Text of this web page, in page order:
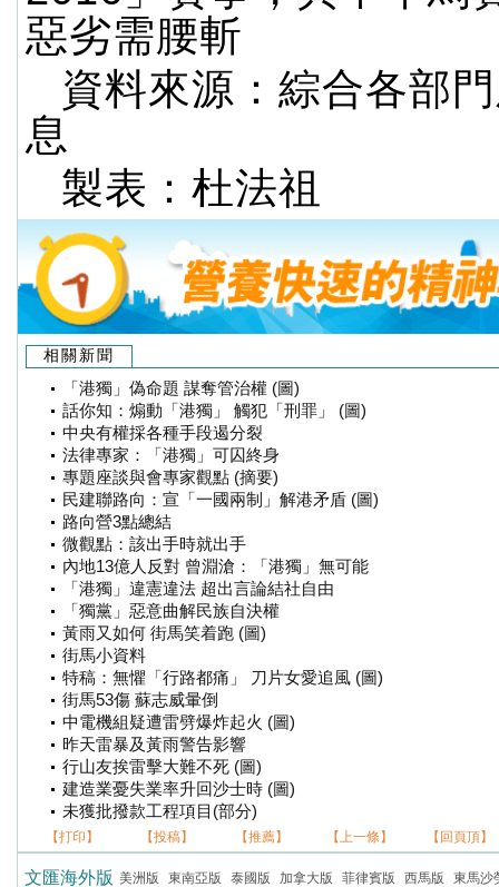
惡劣需腰斬
資料來源：綜合各部
息
製表：杜法祖
相關新聞
「港獨」偽命題 謀奪管治權 (圖)
話你知：煽動「港獨」 觸犯「刑罪」 (圖)
中央有權採各種手段遏分裂
法律專家：「港獨」可囚終身
專題座談與會專家觀點 (摘要)
民建聯路向：宣「一國兩制」解港矛盾 (圖)
路向營3點總結
微觀點：該出手時就出手
內地13億人反對 曾淵滄：「港獨」無可能
「港獨」違憲違法 超出言論結社自由
「獨黨」惡意曲解民族自決權
黃雨又如何 街馬笑着跑 (圖)
街馬小資料
特稿：無懼「行路都痛」 刀片女愛追風 (圖)
街馬53傷 蘇志威暈倒
中電機組疑遭雷劈爆炸起火 (圖)
昨天雷暴及黃雨警告影響
行山友挨雷擊大難不死 (圖)
建造業憂失業率升回沙士時 (圖)
未獲批撥款工程項目(部分)
【打印】 【投稿】 【推薦】 【上一條】 【回頁頂】
文匯海外版 美洲版 東南亞版 泰國版 加拿大版 菲律賓版 西馬版 東馬沙